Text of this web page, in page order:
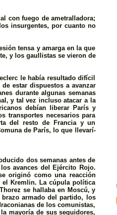
con fuego de ametralladora;
insurgentes, por cuanto no
tensa y amarga en la que
y los gaullistas se vieron de
le había resultado difí­cil
estar dispuestos a avanzar
durante algunas semanas
y tal vez incluso atacar a la
debí­an liberar París y
transportes necesarios para
del resto de Francia y un
de París, lo que llevarí­
dos semanas antes de
avances del Ejército Rojo.
originó como una reacción
Kremlin. La cúpula política
se hallaba en Moscú, y
armado del partido, los
de los comunistas,
mayoría de sus seguidores,